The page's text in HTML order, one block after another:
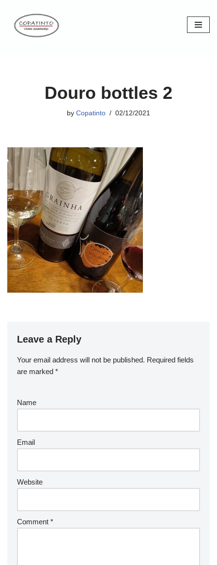
Skip
Douro bottles 2
by Copatinto 02/12/2021
Leave a Reply
Your email address will not be published. Required fields
are marked *
Name
Email
Website
Comment *